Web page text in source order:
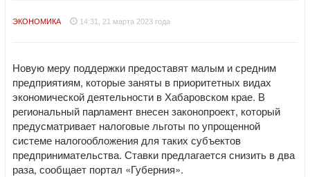
ЭКОНОМИКА 14:31, 21 марта 2023 года
Новую меру поддержки предоставят малым и средним
предприятиям, которые заняты в приоритетных видах
экономической деятельности в Хабаровском крае. В
региональный парламент внесен законопроект, который
предусматривает налоговые льготы по упрощенной
системе налогообложения для таких субъектов
предпринимательства. Ставки предлагается снизить в два
раза, сообщает портал «Губерния».